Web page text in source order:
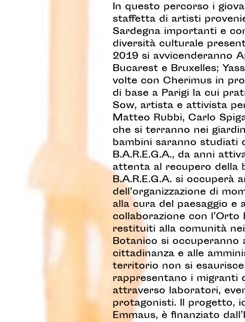
In questo percorso i
staffetta di artisti
Sardegna importanti e
diversità culturale
2019 si avvicenderanno
Bucarest e Bruxelles;
volte con Cherimus in
di base a Parigi la cui
Sow, artista e attivista
Matteo Rubbi, Carlo
che si terranno nei
bambini saranno studiati
B.A.R.E.G.A., da anni
attenta al recupero della
B.A.R.E.G.A. si occuperà
dell’organizzazione di
alla cura del paesaggio
collaborazione con
restituiti alla comunità
Botanico si occuperanno
cittadinanza e alle
territorio non si
rappresentano i migranti
attraverso laboratori,
protagonisti. Il progetto,
Emmaus, è finanziato